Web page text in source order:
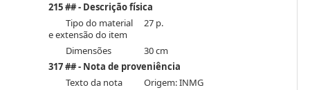
215 ## - Descrição física
Tipo do material
e extensão do item
27 p.
Dimensões
30 cm
317 ## - Nota de proveniência
Texto da nota
Origem: INMG